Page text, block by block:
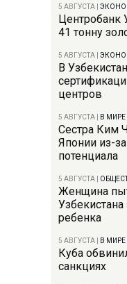
5 АВГУСТА
Центробанк
41 тонну
5 АВГУСТА
В
центров
5 АВГУСТА В МИРЕ
Сестра Ким
Японии из-
потенциала
5 АВГУСТА
Женщина
ребенка
5 АВГУСТА В МИРЕ
Куба
санкциях